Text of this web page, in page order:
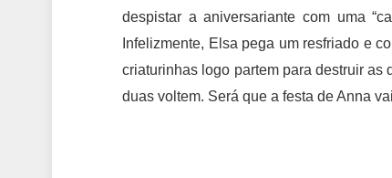
despistar a aniversariante com uma
Infelizmente, Elsa pega um resfriado e
criaturinhas logo partem para destruir as
duas voltem. Será que a festa de Anna